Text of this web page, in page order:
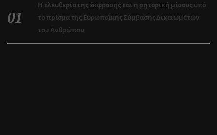
Η ελευθερία της έκφρασης και η ρητορική μίσους υπό
το πρίσμα της Ευρωπαϊκής Σύμβασης Δικαιωμάτων
του Ανθρώπου